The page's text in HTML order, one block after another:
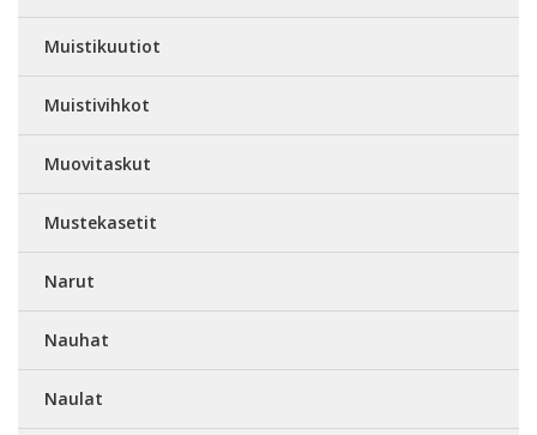
Muistikuutiot
Muistivihkot
Muovitaskut
Mustekasetit
Narut
Nauhat
Naulat